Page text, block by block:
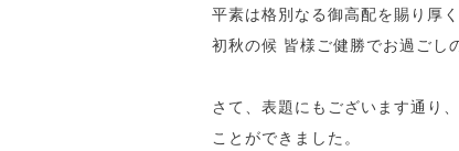
平素は格別なる御高配を賜り厚
初秋の候 皆様ご健勝でお過ごし
さて、表題にもございます通り
ことができました。